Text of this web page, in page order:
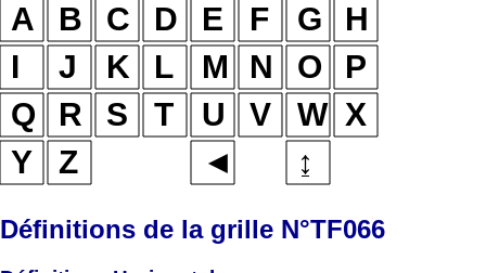
Définitions de la grille N°TF066